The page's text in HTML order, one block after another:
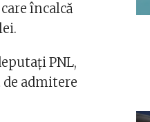
încalcă
PNL,
admitere